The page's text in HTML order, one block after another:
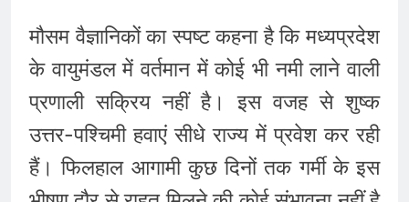
मौसम वैज्ञानिकों का स्पष्ट कहना है कि मध्यप्रदेश
के वायुमंडल में वर्तमान में कोई भी नमी लाने वाली
प्रणाली सक्रिय नहीं है। इस वजह से शुष्क
उत्तर-पश्चिमी हवाएं सीधे राज्य में प्रवेश कर रही
हैं। फिलहाल आगामी कुछ दिनों तक गर्मी के इस